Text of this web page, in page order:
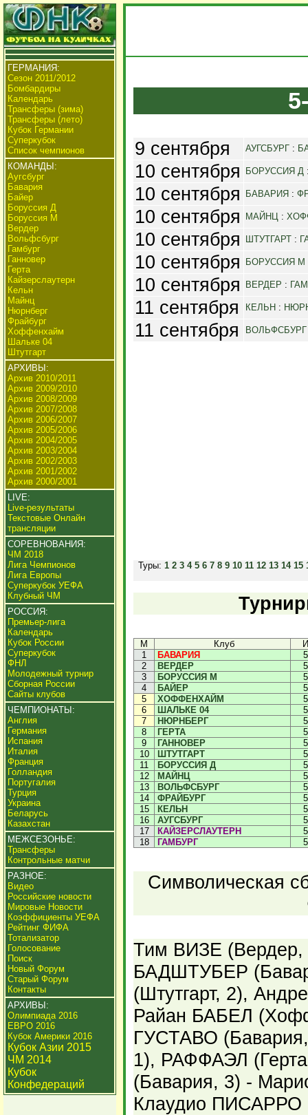
ГЕРМАНИЯ:
Сезон 2011/2012
Бомбардиры
Календарь
Трансферы (зима)
Трансферы (лето)
Кубок Германии
Суперкубок
Список чемпионов
КОМАНДЫ:
Аугсбург
Бавария
Байер
Боруссия Д
Боруссия М
Вердер
Вольфсбург
Гамбург
Ганновер
Герта
Кайзерслаутерн
Кельн
Майнц
Нюрнберг
Фрайбург
Хоффенхайм
Шальке 04
Штутгарт
АРХИВЫ:
Архив 2010/2011
Архив 2009/2010
Архив 2008/2009
Архив 2007/2008
Архив 2006/2007
Архив 2005/2006
Архив 2004/2005
Архив 2003/2004
Архив 2002/2003
Архив 2001/2002
Архив 2000/2001
LIVE:
Live-результаты
Текстовые Онлайн
трансляции
СОРЕВНОВАНИЯ:
ЧМ 2018
Лига Чемпионов
Лига Европы
Суперкубок УЕФА
Клубный ЧМ
РОССИЯ:
Премьер-лига
Календарь
Кубок России
Суперкубок
ФНЛ
Молодежный турнир
Сборная России
Сайты клубов
ЧЕМПИОНАТЫ:
Англия
Германия
Испания
Италия
Франция
Голландия
Португалия
Турция
Украина
Беларусь
Казахстан
МЕЖСЕЗОНЬЕ:
Трансферы
Контрольные матчи
РАЗНОЕ:
Видео
Российские новости
Мировые Новости
Коэффициенты УЕФА
Рейтинг ФИФА
Тотализатор
Голосование
Поиск
Новый Форум
Старый Форум
Контакты
АРХИВЫ:
Олимпиада 2016
ЕВРО 2016
Кубок Америки 2016
Кубок Азии 2015
ЧМ 2014
Кубок
Конфедераций
9 сентября АУГСБУРГ :
10 сентября БОРУССИЯ Д
10 сентября БАВАРИЯ :
10 сентября МАЙНЦ :
10 сентября ШТУТГАРТ :
10 сентября БОРУССИЯ М
10 сентября ВЕРДЕР :
11 сентября КЕЛЬН :
11 сентября ВОЛЬФСБУРГ
Туры: 1 2 3 4 5 6 7 8 9 10 11 12 13 14 15
М Клуб
И
1
БАВАРИЯ
5
2
ВЕРДЕР
5
3
БОРУССИЯ М
5
4
БАЙЕР
5
5
ХОФФЕНХАЙМ
5
6
ШАЛЬКЕ 04
5
7
НЮРНБЕРГ
5
8
ГЕРТА
5
9
ГАННОВЕР
5
10
ШТУТГАРТ
5
11
БОРУССИЯ Д
5
12
МАЙНЦ
5
13
ВОЛЬФСБУРГ
5
14
ФРАЙБУРГ
5
15
КЕЛЬН
5
16
АУГСБУРГ
5
17
КАЙЗЕРСЛАУТЕРН
5
18
ГАМБУРГ 5
Символическая
Тим ВИЗЕ (Вердер,
БАДШТУБЕР
(Штутгарт, 2),
Райан БАБЕЛ
ГУСТАВО
1), РАФФАЭЛ
(Бавария, 3) -
Клаудио ПИСАРРО